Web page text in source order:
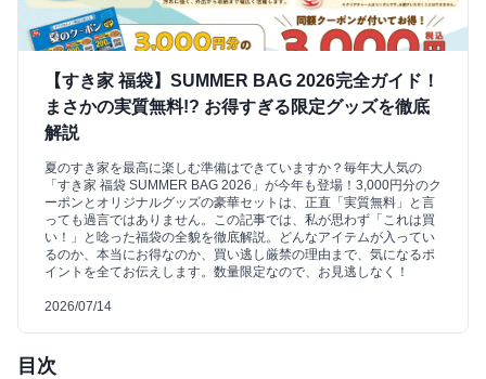
【すき家 福袋】SUMMER BAG 2026完全ガイド！
まさかの実質無料!? お得すぎる限定グッズを徹底
解説
夏のすき家を最高に楽しむ準備はできていますか？毎年大人気の
「すき家 福袋 SUMMER BAG 2026」が今年も登場！3,000円分のク
ーポンとオリジナルグッズの豪華セットは、正直「実質無料」と言
っても過言ではありません。この記事では、私が思わず「これは買
い！」と唸った福袋の全貌を徹底解説。どんなアイテムが入ってい
るのか、本当にお得なのか、買い逃し厳禁の理由まで、気になるポ
イントを全てお伝えします。数量限定なので、お見逃しなく！
2026/07/14
目次